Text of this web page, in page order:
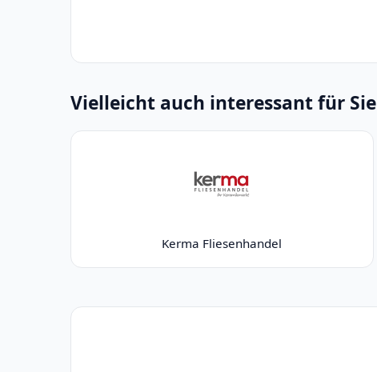
Vielleicht auch interessant für Sie
Kerma Fliesenhandel